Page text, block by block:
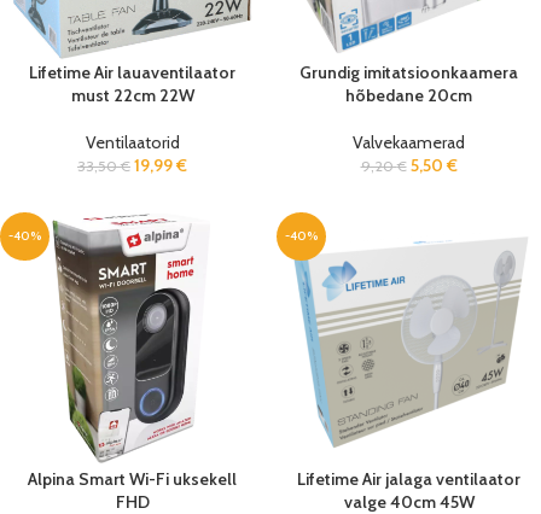
Lifetime Air lauaventilaator
must 22cm 22W
Ventilaatorid
33,50€ 19,99€
Grundig imitatsioonkaamera
hõbedane 20cm
Valvekaamerad
9,20€ 5,50 €
-40%
Alpina Smart Wi-Fi uksekell
FHD
-40%
Lifetime Air jalaga ventilaator
valge 40cm 45W